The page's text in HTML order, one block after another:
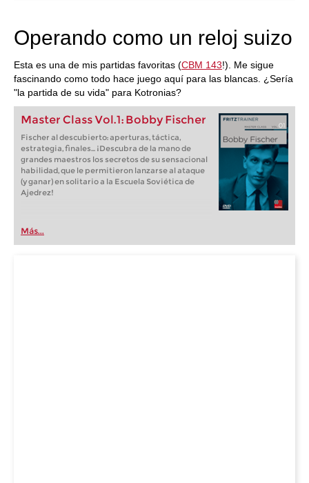
Operando como un reloj suizo
Esta es una de mis partidas favoritas (CBM 143!). Me sigue
fascinando como todo hace juego aquí para las blancas. ¿Sería
"la partida de su vida" para Kotronias?
Master Class Vol.1: Bobby Fischer
Fischer al descubierto: aperturas, táctica,
estrategia, finales... ¡Descubra de la mano de
grandes maestros los secretos de su sensacional
habilidad, que le permitieron lanzarse al ataque
(y ganar) en solitario a la Escuela Soviética de
Ajedrez!
Más...